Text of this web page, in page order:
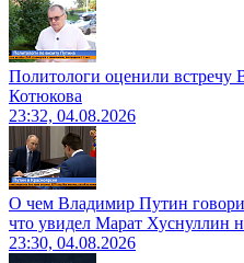
Политологи оценили
Котюкова
23:32, 04.08.2026
О чем Владимир Путин
что увидел Марат Хуснуллин
23:30, 04.08.2026